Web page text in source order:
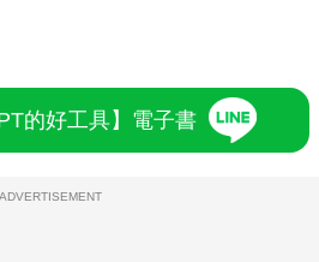
的好工具】電子書
ADVERTISEMENT